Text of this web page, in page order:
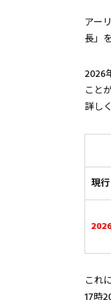
アー
長」
2026
こと
詳し
現行
これ
17時